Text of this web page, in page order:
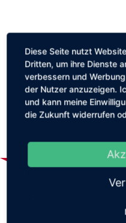
Checkout
Your cart is currently
Diese Seite nutzt
Dritten, um ihre Dienste
verbessern und
der Nutzer anzuzeigen.
und kann meine
die Zukunft widerrufen